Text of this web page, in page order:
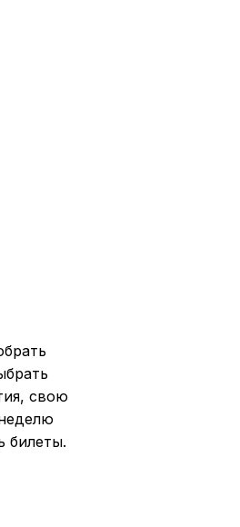
свою
билеты.